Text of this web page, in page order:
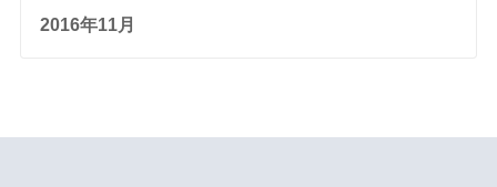
2016年11月